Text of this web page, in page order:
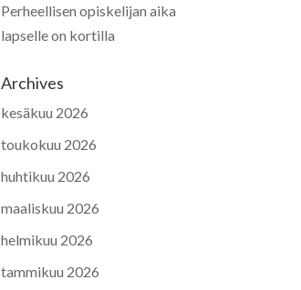
Perheellisen opiskelijan aika
lapselle on kortilla
Archives
kesäkuu 2026
toukokuu 2026
huhtikuu 2026
maaliskuu 2026
helmikuu 2026
tammikuu 2026